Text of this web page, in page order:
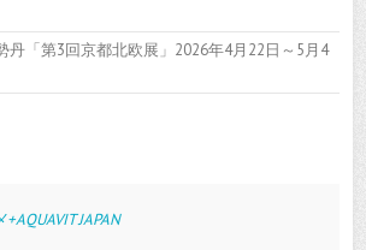
丹「第3回京都北欧展」2026年4月22日～5月4
JAPAN